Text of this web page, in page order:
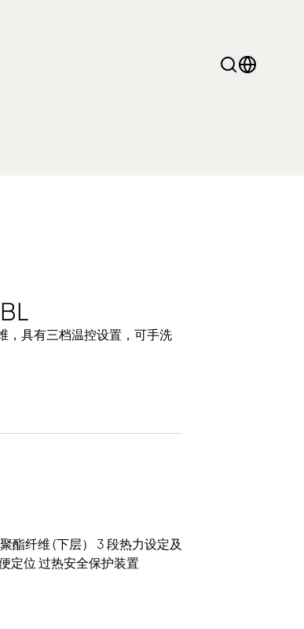
多功能煮食锅
，具有三档温控设置，可手洗
酯纤维 (下层） 3 段热力设定及
定位 过热安全保护装置